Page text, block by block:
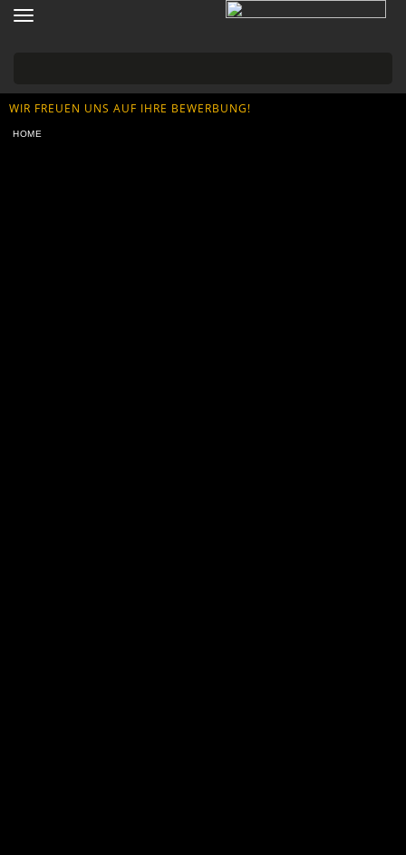
Toggle
WIR FREUEN UNS AUF IHRE BEWERBUNG!
HOME